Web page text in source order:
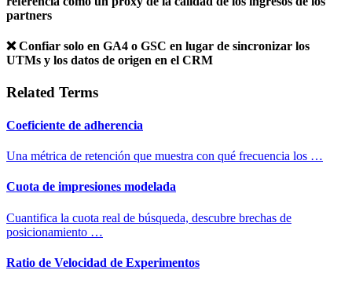
partners
❌ Confiar solo en GA4 o GSC en lugar de sincronizar los
UTMs y los datos de origen en el CRM
Related Terms
Coeficiente de adherencia
Una métrica de retención que muestra con qué frecuencia los …
Cuota de impresiones modelada
Cuantifica la cuota real de búsqueda, descubre brechas de
posicionamiento …
Ratio de Velocidad de Experimentos